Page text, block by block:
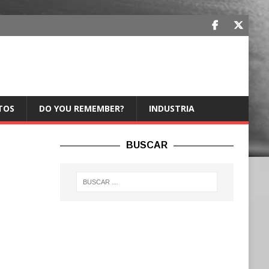
DO YOU REMEMBER? INDUSTRIA
BUSCAR